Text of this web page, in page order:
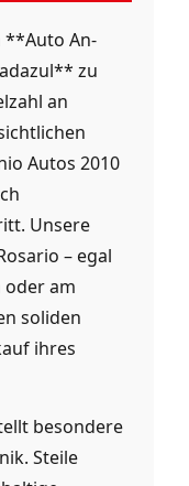
**Auto An-
zu
an
Autos 2010
Unsere
– egal
oder am
soliden
ihres
besondere
Steile